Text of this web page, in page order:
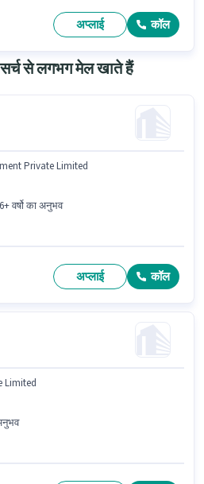
से नीचे योग्यता वाले उम्मीदवार इस भूमिका के
अप्लाई कॉल
से लगभग मेल खाते हैं
Private Limited
वर्षो का अनुभव
अप्लाई कॉल
Limited